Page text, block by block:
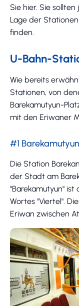
Sie hier. Sie
Lage der
finden.
U-Bahn-
Wie bereits
Stationen, von
Barekamutyun-
mit den Eriwaner
#1 Barekamutyun
Die Station
der Stadt am
"Barekamutyun"
Wortes "Viertel".
Eriwan zwischen